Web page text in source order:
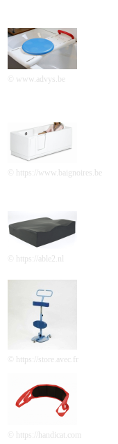
© www.advys.be
© https://www.baignoires.be
© https://able2.nl
© https://store.avec.fr
© https://handicat.com